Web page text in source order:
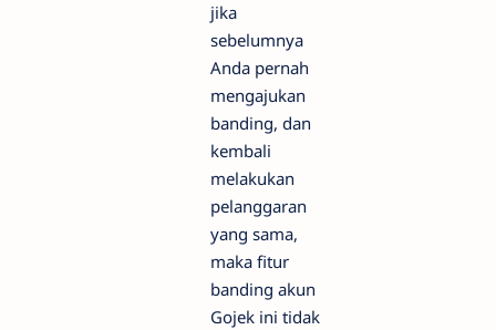
jika
sebelumnya
Anda pernah
mengajukan
banding, dan
kembali
melakukan
pelanggaran
yang sama,
maka fitur
banding akun
Gojek ini tidak